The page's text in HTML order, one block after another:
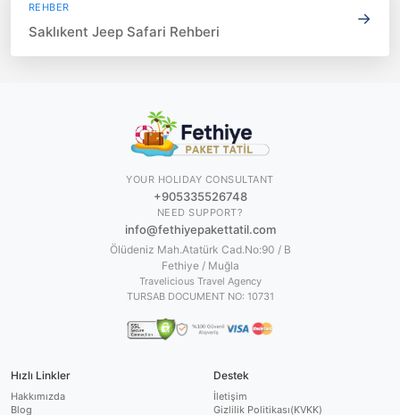
REHBER
Saklıkent Jeep Safari Rehberi
→
YOUR HOLIDAY CONSULTANT
+905335526748
NEED SUPPORT?
info@fethiyepakettatil.com
Ölüdeniz Mah.Atatürk Cad.No:90 / B
Fethiye / Muğla
Travelicious Travel Agency
TURSAB DOCUMENT NO: 10731
Hızlı Linkler
Hakkımızda
Blog
Destek
İletişim
Gizlilik Politikası(KVKK)